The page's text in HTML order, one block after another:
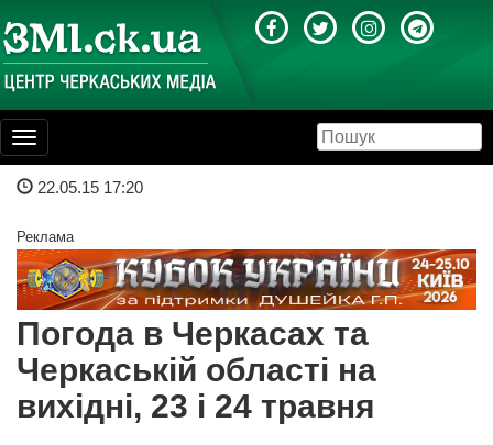
Toggle
navigation
22.05.15 17:20
Реклама
Погода в Черкасах та
Черкаській області на
вихідні, 23 і 24 травня